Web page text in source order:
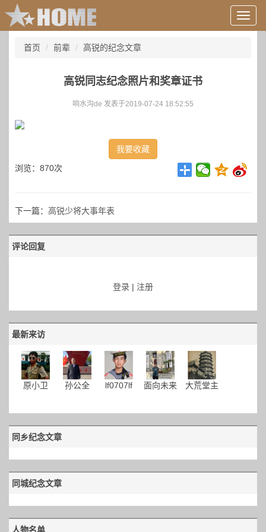
用
户
首页 前辈 高锐的纪念文章
高锐同志纪念照片和奖章证书
响水沟de 发表于2019-07-24 18:52:55
我要收藏
浏览：870次
下一篇： 高锐少将大事年表
评论回复
登录 | 注册
最新来访
原小卫 孙公全 lf0707lf 面向未来 大荒堂主
同乡纪念文章
同城纪念文章
人物名单